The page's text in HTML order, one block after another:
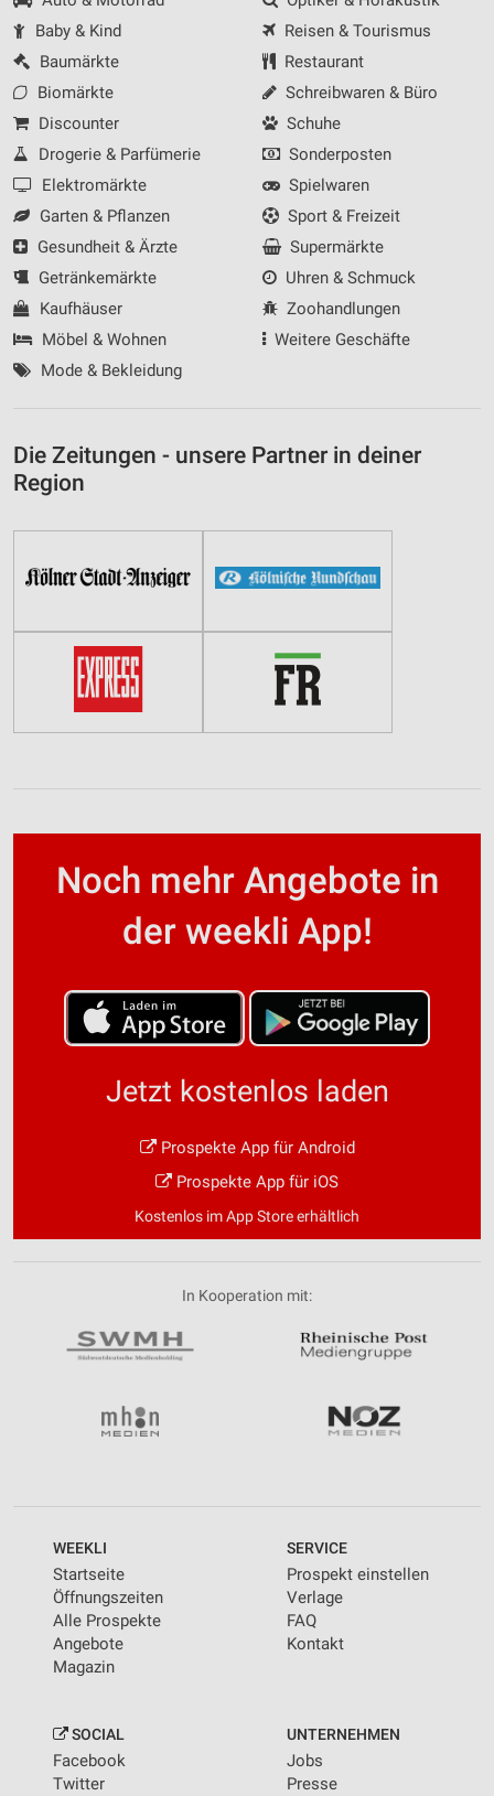
Baby & Kind
Baumärkte
Biomärkte
Discounter
Drogerie & Parfümerie
Elektromärkte
Garten & Pflanzen
Gesundheit & Ärzte
Getränkemärkte
Kaufhäuser
Möbel & Wohnen
Mode & Bekleidung
Reisen & Tourismus
Restaurant
Schreibwaren & Büro
Schuhe
Sonderposten
Spielwaren
Sport & Freizeit
Supermärkte
Uhren & Schmuck
Zoohandlungen
Weitere Geschäfte
Die Zeitungen - unsere Partner in deiner
Region
Noch mehr Angebote in
der weekli App!
Jetzt kostenlos laden
Prospekte App für Android
Prospekte App für iOS
Kostenlos im App Store erhältlich
In Kooperation mit:
WEEKLI
Startseite
Öffnungszeiten
Alle Prospekte
Angebote
Magazin
SERVICE
Prospekt einstellen
Verlage
FAQ
Kontakt
SOCIAL
Facebook
Twitter
UNTERNEHMEN
Jobs
Presse